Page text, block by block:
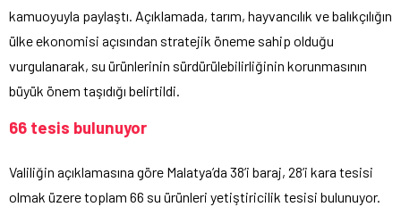
kamuoyuyla paylaştı. Açıklamada, tarım, hayvancılık ve balıkçılığın
ülke ekonomisi açısından stratejik öneme sahip olduğu
vurgulanarak, su ürünlerinin sürdürülebilirliğinin korunmasının
büyük önem taşıdığı belirtildi.
66 tesis bulunuyor
Valiliğin açıklamasına göre Malatya’da 38’i baraj, 28’i kara tesisi
olmak üzere toplam 66 su ürünleri yetiştiricilik tesisi bulunuyor.